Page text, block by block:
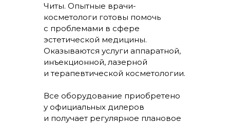
Читы. Опытные врачи-
косметологи готовы помочь
с проблемами в сфере
эстетической медицины.
Оказываются услуги аппаратной,
инъекционной, лазерной
и терапевтической косметологии.
Все оборудование приобретено
у официальных дилеров
и получает регулярное плановое